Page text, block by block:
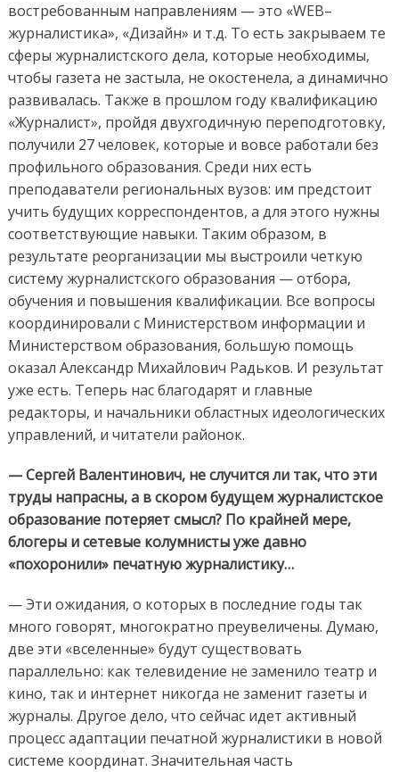
востребованным направлениям — это «WEB–
журналистика», «Дизайн» и т.д. То есть закрываем те
сферы журналистского дела, которые необходимы,
чтобы газета не застыла, не окостенела, а динамично
развивалась. Также в прошлом году квалификацию
«Журналист», пройдя двухгодичную переподготовку,
получили 27 человек, которые и вовсе работали без
профильного образования. Среди них есть
преподаватели региональных вузов: им предстоит
учить будущих корреспондентов, а для этого нужны
соответствующие навыки. Таким образом, в
результате реорганизации мы выстроили четкую
систему журналистского образования — отбора,
обучения и повышения квалификации. Все вопросы
координировали с Министерством информации и
Министерством образования, большую помощь
оказал Александр Михайлович Радьков. И результат
уже есть. Теперь нас благодарят и главные
редакторы, и начальники областных идеологических
управлений, и читатели районок.
— Сергей Валентинович, не случится ли так, что эти
труды напрасны, а в скором будущем журналистское
образование потеряет смысл? По крайней мере,
блогеры и сетевые колумнисты уже давно
«похоронили» печатную журналистику…
— Эти ожидания, о которых в последние годы так
много говорят, многократно преувеличены. Думаю,
две эти «вселенные» будут существовать
параллельно: как телевидение не заменило театр и
кино, так и интернет никогда не заменит газеты и
журналы. Другое дело, что сейчас идет активный
процесс адаптации печатной журналистики в новой
системе координат. Значительная часть